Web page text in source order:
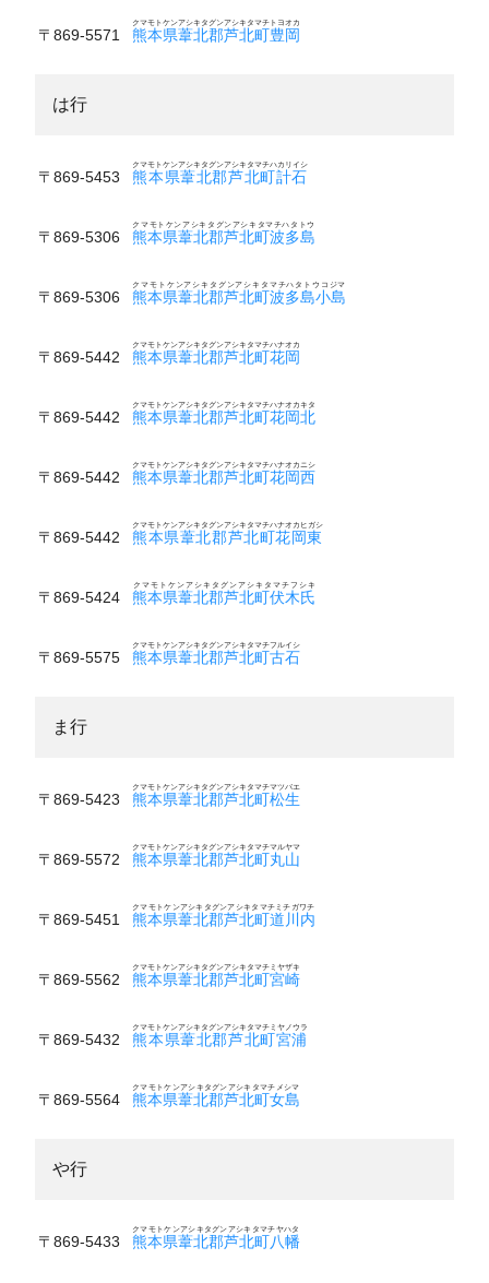
〒869-5571 熊本県葦北郡芦北町豊岡
クマモトケンアシキタグンアシキタマチトヨオカ
は行
〒869-5453 熊本県葦北郡芦北町計石
クマモトケンアシキタグンアシキタマチハカリイシ
〒869-5306 熊本県葦北郡芦北町波多島
クマモトケンアシキタグンアシキタマチハタトウ
〒869-5306 熊本県葦北郡芦北町波多島小島
クマモトケンアシキタグンアシキタマチハタトウコジマ
〒869-5442 熊本県葦北郡芦北町花岡
クマモトケンアシキタグンアシキタマチハナオカ
〒869-5442 熊本県葦北郡芦北町花岡北
クマモトケンアシキタグンアシキタマチハナオカキタ
〒869-5442 熊本県葦北郡芦北町花岡西
クマモトケンアシキタグンアシキタマチハナオカニシ
〒869-5442 熊本県葦北郡芦北町花岡東
クマモトケンアシキタグンアシキタマチハナオカヒガシ
〒869-5424 熊本県葦北郡芦北町伏木氏
クマモトケンアシキタグンアシキタマチフシキ
〒869-5575 熊本県葦北郡芦北町古石
クマモトケンアシキタグンアシキタマチフルイシ
ま行
〒869-5423 熊本県葦北郡芦北町松生
クマモトケンアシキタグンアシキタマチマツバエ
〒869-5572 熊本県葦北郡芦北町丸山
クマモトケンアシキタグンアシキタマチマルヤマ
〒869-5451 熊本県葦北郡芦北町道川内
クマモトケンアシキタグンアシキタマチミチガワチ
〒869-5562 熊本県葦北郡芦北町宮崎
クマモトケンアシキタグンアシキタマチミヤザキ
〒869-5432 熊本県葦北郡芦北町宮浦
クマモトケンアシキタグンアシキタマチミヤノウラ
〒869-5564 熊本県葦北郡芦北町女島
クマモトケンアシキタグンアシキタマチメシマ
や行
〒869-5433 熊本県葦北郡芦北町八幡
クマモトケンアシキタグンアシキタマチヤハタ